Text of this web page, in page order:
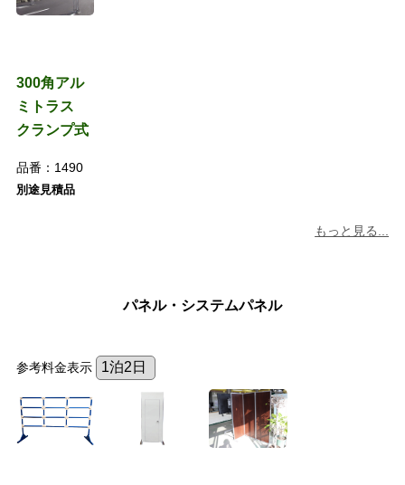
300角アル
ミトラス
クランプ式
品番： 1490
別途見積品
もっと見る...
パネル・システムパネル
参考料金表示